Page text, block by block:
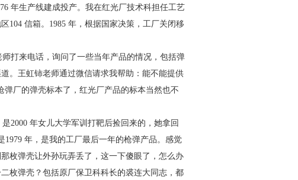
年生产线建成投产。我在红光厂技术科担任工艺
104 信箱。1985 年，根据国家决策，工厂关闭移
打来电话，询问了一些当年产品的情况，包括弹
。王虹铈老师通过微信请求我帮助：能不能提供
弹厂的弹壳标本了，红光厂产品的标本当然也不
2000 年女儿大学军训打靶后捡回来的，她拿回
1979 年，是我的工厂最后一年的枪弹产品。感觉
枚弹壳让外孙玩弄丢了，这一下傻眼了，怎么办
枚弹壳？包括原厂保卫科科长的裘连大 同志，都